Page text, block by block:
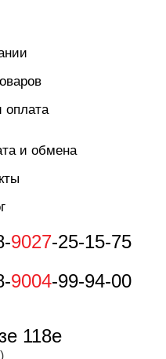
оплата
и обмена
9027-25-15-75
9004-99-94-00
118е